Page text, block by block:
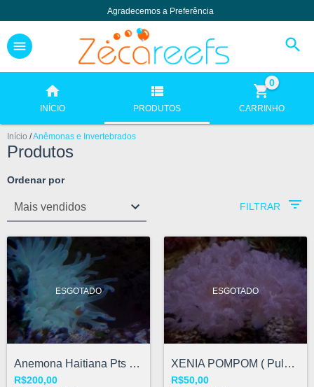
Agradecemos a Preferência
INÍCIO PRODUTOS CARRINHO
0
Início /Anêmonas e Invertebrados
Produtos
Ordenar por
FILTRAR
ESGOTADO
Anemona Haitiana Pts Rosa
R$200,00
ESGOTADO
XENIA POMPOM ( Pulse )
R$50,00